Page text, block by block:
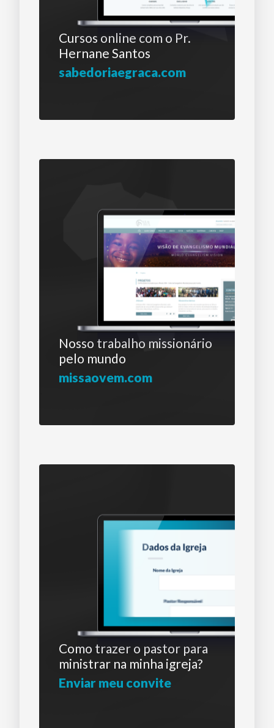
Cursos online com o Pr.
Hernane Santos
sabedoriaegraca.com
Nosso trabalho missionário
pelo mundo
missaovem.com
Como trazer o pastor para
ministrar na minha igreja?
Enviar meu convite